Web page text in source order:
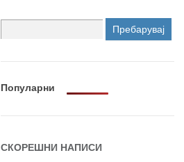
за:
Популарни
СКОРЕШНИ НАПИСИ